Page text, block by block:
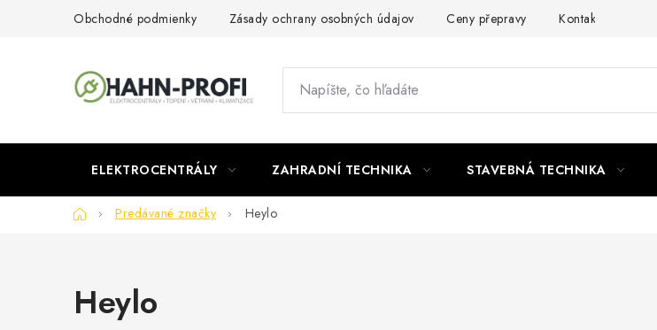
Obchodné podmienky Zásady ochrany osobných údajov Ceny přepravy Kontakty
ELEKTROCENTRÁLY ZAHRADNÍ TECHNIKA STAVEBNÁ TECHNIKA
DomovPredávané značky Heylo
Heylo